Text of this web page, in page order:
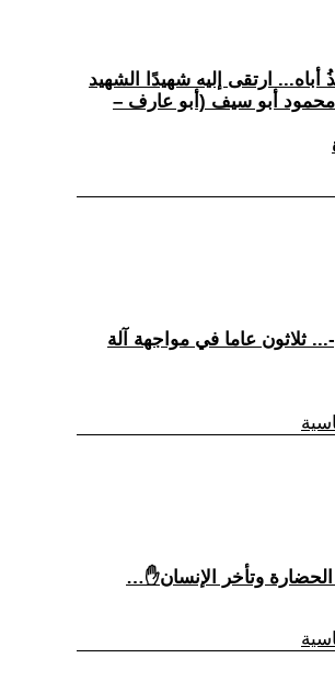
أباه... ارتقى إليه شهيدًا الشهيد
أبو سيف (أبو عارف –
... ثلاثون عاما في مواجهة آلة